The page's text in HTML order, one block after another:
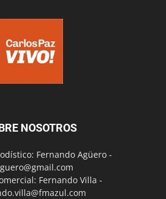
NOSOTROS
Fernando Agüero -
Fernando Villa -